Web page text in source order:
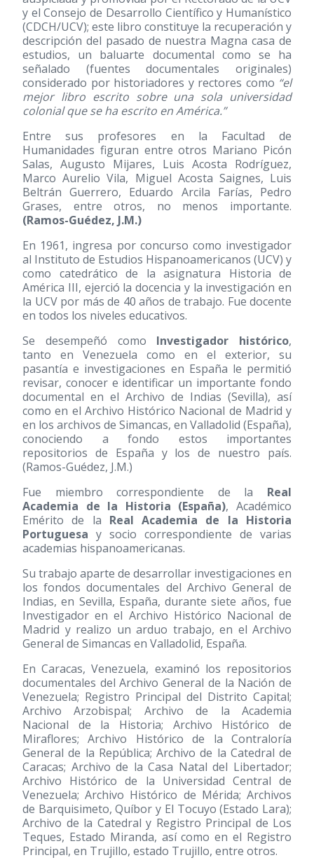
y el Consejo de Desarrollo Científico y Humanístico
(CDCH/UCV); este libro constituye la recuperación y
descripción del pasado de nuestra Magna casa de
estudios, un baluarte documental como se ha
señalado (fuentes documentales originales)
considerado por historiadores y rectores como “el
mejor libro escrito sobre una sola universidad
colonial que se ha escrito en América.”
Entre sus profesores en la Facultad de
Humanidades figuran entre otros Mariano Picón
Salas, Augusto Mijares, Luis Acosta Rodríguez,
Marco Aurelio Vila, Miguel Acosta Saignes, Luis
Beltrán Guerrero, Eduardo Arcila Farías, Pedro
Grases, entre otros, no menos importante.
(Ramos-Guédez, J.M.)
En 1961, ingresa por concurso como investigador
al Instituto de Estudios Hispanoamericanos (UCV) y
como catedrático de la asignatura Historia de
América III, ejerció la docencia y la investigación en
la UCV por más de 40 años de trabajo. Fue docente
en todos los niveles educativos.
Se desempeñó como Investigador histórico,
tanto en Venezuela como en el exterior, su
pasantía e investigaciones en España le permitió
revisar, conocer e identificar un importante fondo
documental en el Archivo de Indias (Sevilla), así
como en el Archivo Histórico Nacional de Madrid y
en los archivos de Simancas, en Valladolid (España),
conociendo a fondo estos importantes
repositorios de España y los de nuestro país.
(Ramos-Guédez, J.M.)
Fue miembro correspondiente de la Real
Academia de la Historia (España), Académico
Emérito de la Real Academia de la Historia
Portuguesa y socio correspondiente de varias
academias hispanoamericanas.
Su trabajo aparte de desarrollar investigaciones en
los fondos documentales del Archivo General de
Indias, en Sevilla, España, durante siete años, fue
Investigador en el Archivo Histórico Nacional de
Madrid y realizo un arduo trabajo, en el Archivo
General de Simancas en Valladolid, España.
En Caracas, Venezuela, examinó los repositorios
documentales del Archivo General de la Nación de
Venezuela; Registro Principal del Distrito Capital;
Archivo Arzobispal; Archivo de la Academia
Nacional de la Historia; Archivo Histórico de
Miraflores; Archivo Histórico de la Contraloría
General de la República; Archivo de la Catedral de
Caracas; Archivo de la Casa Natal del Libertador;
Archivo Histórico de la Universidad Central de
Venezuela; Archivo Histórico de Mérida; Archivos
de Barquisimeto, Quíbor y El Tocuyo (Estado Lara);
Archivo de la Catedral y Registro Principal de Los
Teques, Estado Miranda, así como en el Registro
Principal, en Trujillo, estado Trujillo, entre otros.